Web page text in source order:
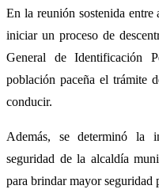
En la reunión sostenida entre
iniciar un proceso de
General de Identificación
población paceña el trámite
conducir.
Además, se determinó la
seguridad de la alcaldía
para brindar mayor seguridad